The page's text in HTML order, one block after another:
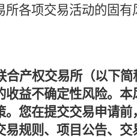
所各项交易活动的固
合产权交易所（以下简
收益不确定性风险。
。您在提交交易申请
规则、 项目 公告、交